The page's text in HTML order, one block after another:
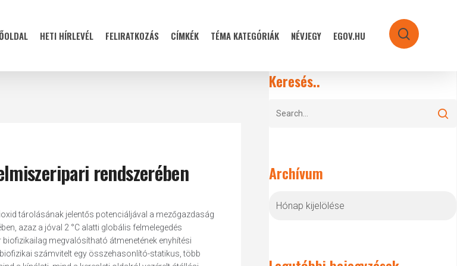
HETI HÍRLEVÉL FELIRATKOZÁS CÍMKÉK TÉMA KATEGÓRIÁK NÉVJEGY EGOV.HU search
rendszerében
tárolásának jelentős potenciáljával a mezőgazdaság
azaz a jóval 2 °C alatti globális felmelegedés
megvalósítható átmenetének enyhítési
számvitelt egy összehasonlító-statikus, több
Keresés..
Archívum